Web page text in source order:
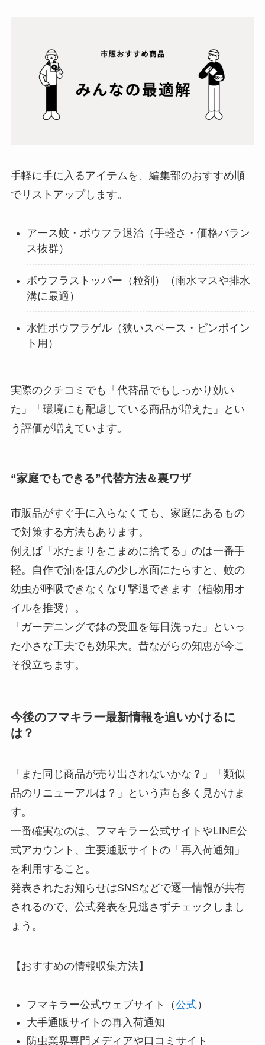
手軽に手に入るアイテムを、編集部のおすすめ順
でリストアップします。
アース蚊・ボウフラ退治（手軽さ・価格バラン
ス抜群）
ボウフラストッパー（粒剤）（雨水マスや排水
溝に最適）
水性ボウフラゲル（狭いスペース・ピンポイン
ト用）
実際のクチコミでも「代替品でもしっかり効い
た」「環境にも配慮している商品が増えた」とい
う評価が増えています。
“家庭でもできる”代替方法＆裏ワザ
市販品がすぐ手に入らなくても、家庭にあるもの
で対策する方法もあります。
例えば「水たまりをこまめに捨てる」のは一番手
軽。自作で油をほんの少し水面にたらすと、蚊の
幼虫が呼吸できなくなり撃退できます（植物用オ
イルを推奨）。
「ガーデニングで鉢の受皿を毎日洗った」といっ
た小さな工夫でも効果大。昔ながらの知恵が今こ
そ役立ちます。
今後のフマキラー最新情報を追いかけるに
は？
「また同じ商品が売り出されないかな？」「類似
品のリニューアルは？」という声も多く見かけま
す。
一番確実なのは、フマキラー公式サイトやLINE公
式アカウント、主要通販サイトの「再入荷通知」
を利用すること。
発表されたお知らせはSNSなどで逐一情報が共有
されるので、公式発表を見逃さずチェックしまし
ょう。
【おすすめの情報収集方法】
フマキラー公式ウェブサイト（公式）
大手通販サイトの再入荷通知
防虫業界専門メディアや口コミサイト